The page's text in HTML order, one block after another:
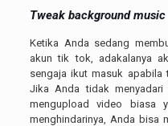
Tweak background music
Ketika Anda sedang
akun tik tok, adakalanya
sengaja ikut masuk apabila
Jika Anda tidak
mengupload video biasa
menghindarinya, Anda bisa